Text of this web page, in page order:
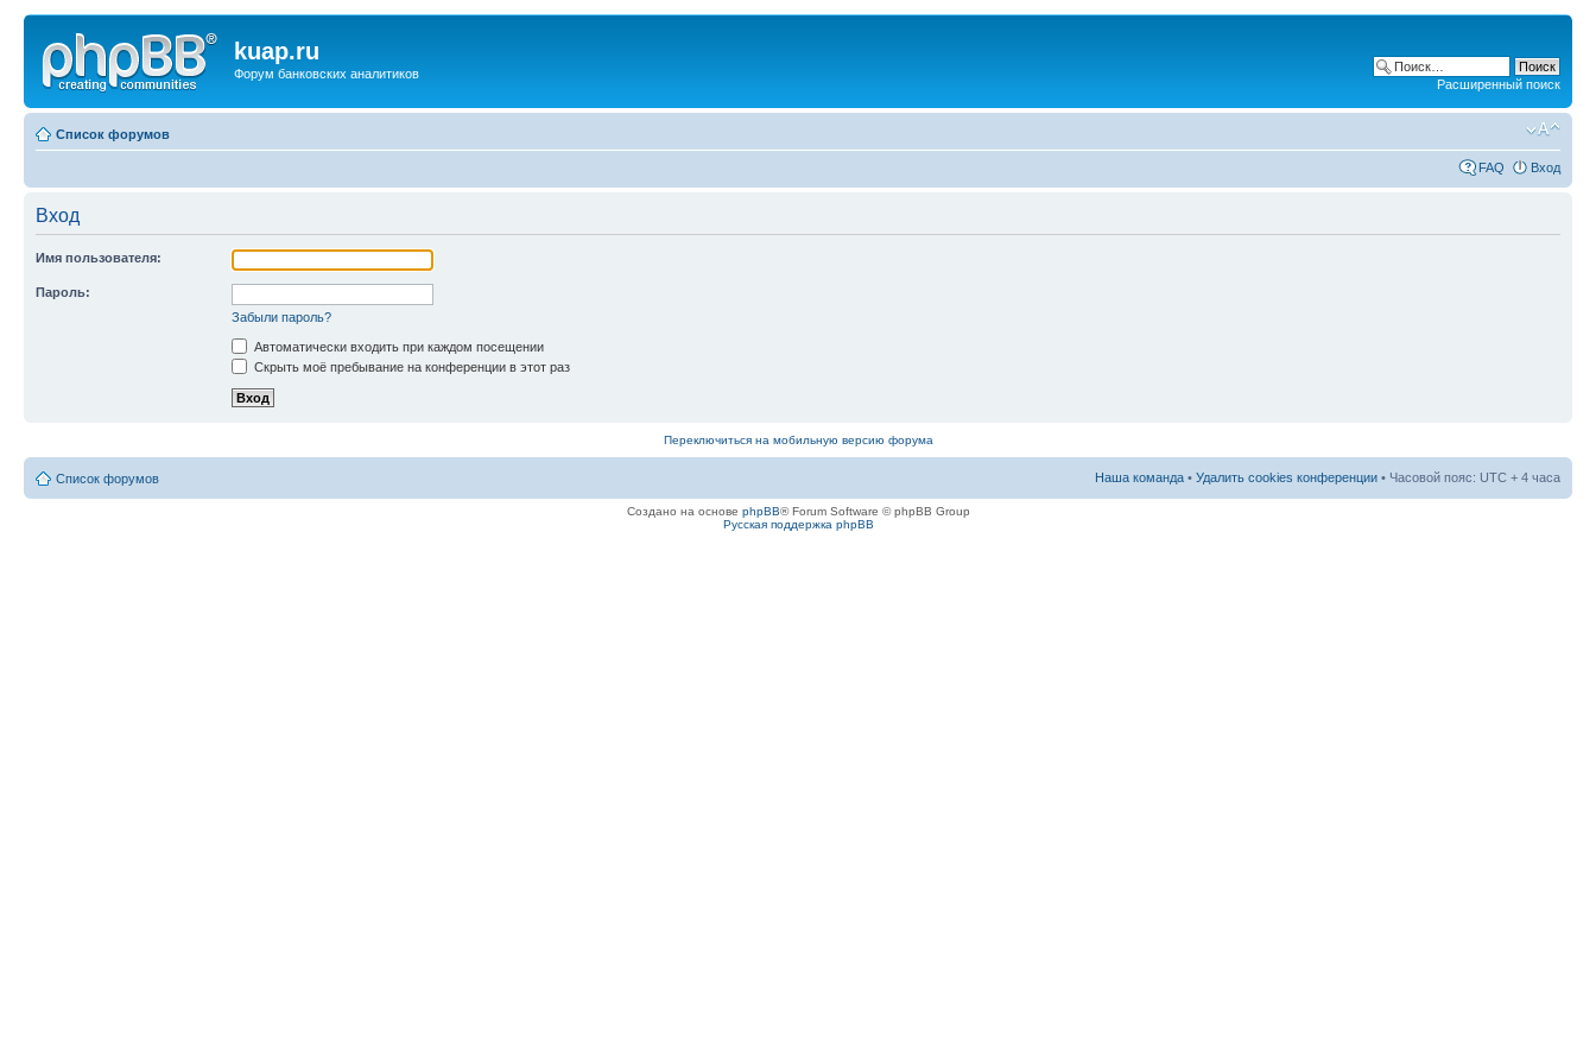
kuap.ru
Форум банковских аналитиков
Расширенный поиск
Список форумов
FAQ Вход
Вход
Имя пользователя:
Пароль:
Забыли пароль?
Автоматически входить при каждом посещении
Скрыть моё пребывание на конференции в этот раз
Переключиться на мобильную версию форума
Список форумов Наша команда • Удалить cookies конференции • Часовой пояс: UTC + 4 часа
Создано на основе phpBB® Forum Software © phpBB Group
Русская поддержка phpBB